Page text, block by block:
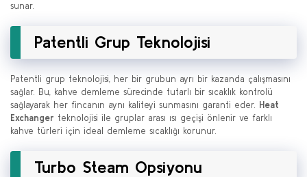
sunar.
Patentli Grup Teknolojisi
Patentli grup teknolojisi, her bir grubun ayrı bir kazanda çalışmasını
sağlar. Bu, kahve demleme sürecinde tutarlı bir sıcaklık kontrolü
sağlayarak her fincanın aynı kaliteyi sunmasını garanti eder. Heat
Exchanger teknolojisi ile gruplar arası ısı geçişi önlenir ve farklı
kahve türleri için ideal demleme sıcaklığı korunur.
Turbo Steam Opsiyonu